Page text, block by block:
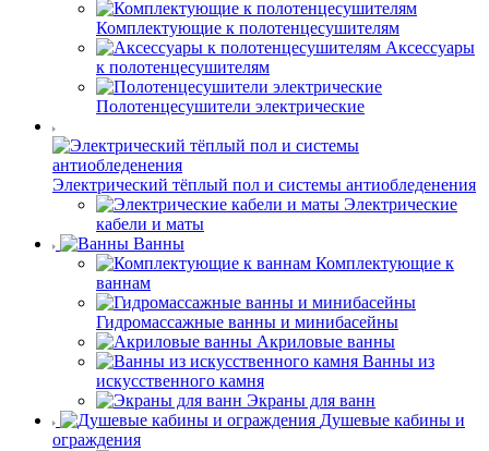
Комплектующие к полотенцесушителям
Аксессуары
к полотенцесушителям
Полотенцесушители электрические
Электрический тёплый пол и системы антиобледенения
Электрические
кабели и маты
Ванны
Комплектующие к
ваннам
Гидромассажные ванны и минибасейны
Акриловые ванны
Ванны из
искусственного камня
Экраны для ванн
Душевые кабины и
ограждения